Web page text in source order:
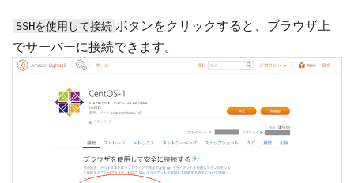
SSHを使用して接続 ボタンをクリックすると、ブラウザ上
でサーバーに接続できます。